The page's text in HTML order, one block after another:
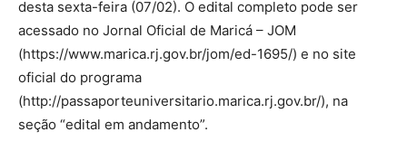
desta sexta-feira (07/02). O edital completo pode ser
acessado no Jornal Oficial de Maricá – JOM
(https://www.marica.rj.gov.br/jom/ed-1695/) e no site
oficial do programa
(http://passaporteuniversitario.marica.rj.gov.br/), na
seção “edital em andamento”.